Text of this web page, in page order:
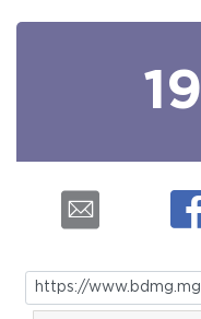
19